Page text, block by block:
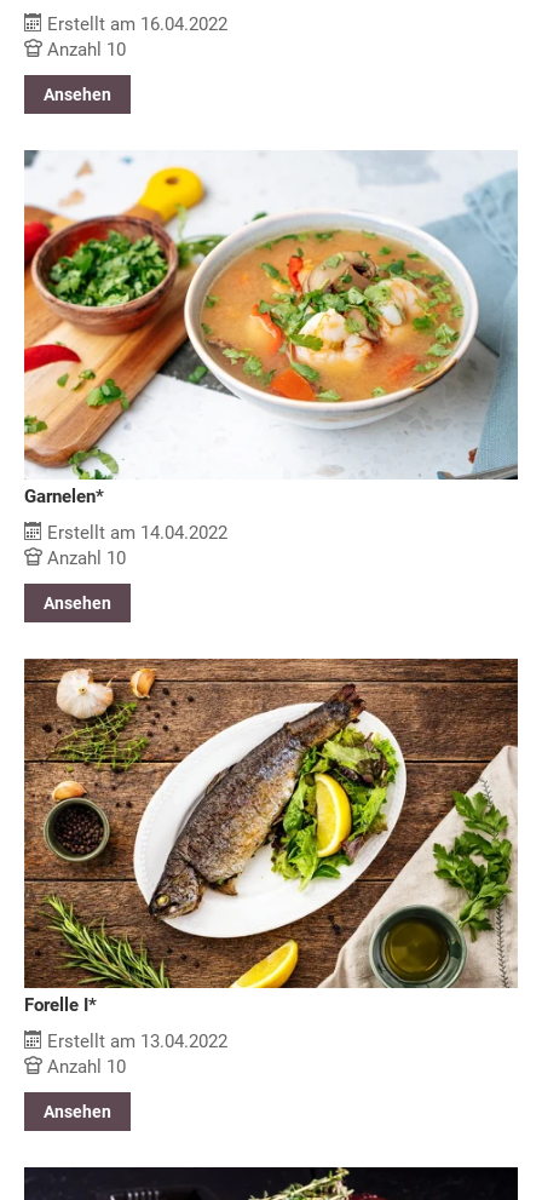
Erstellt am 16.04.2022
Anzahl 10
Ansehen
Garnelen*
Erstellt am 14.04.2022
Anzahl 10
Ansehen
Forelle I*
Erstellt am 13.04.2022
Anzahl 10
Ansehen